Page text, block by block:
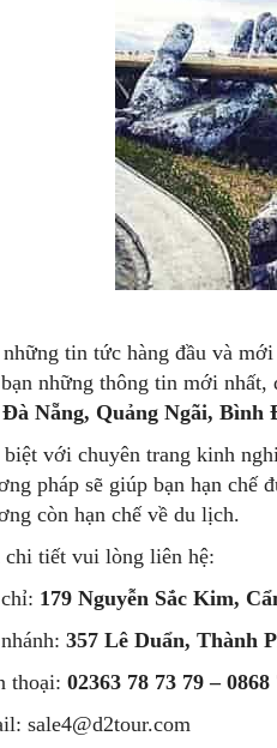
tin tức hàng đầu và mới
những thông tin mới
Đà Nẵng, Quảng Ngãi, Bình
với chuyên trang kinh
pháp sẽ giúp bạn hạn chế
còn hạn chế về du lịch.
tiết vui lòng liên hệ:
179 Nguyễn Sắc Kim,
357 Lê Duẩn, Thành
thoại: 02363 78 73 79 –
sale4@d2tour.com